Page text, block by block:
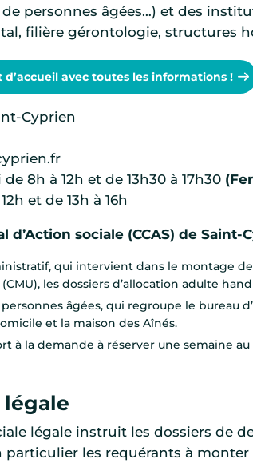
personnes âgées…) et des
filière gérontologie, structures
avec toutes les informations !
Cyprien
8h à 12h et de 13h30 à 17h30
et de 13h à 16h
d’Action sociale (CCAS) de
qui intervient dans le montage
les dossiers d’allocation adulte
personnes âgées, qui regroupe le bureau
et la maison des Aînés.
à la demande à réserver une semaine au
légale
légale instruit les dossiers de
les requérants à monter